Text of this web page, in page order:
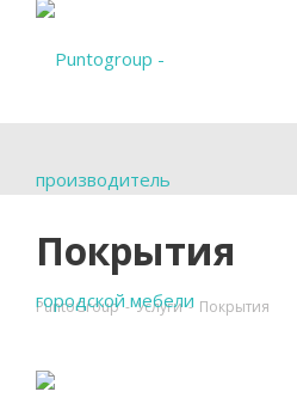
Покрытия
PuntoGroup - Услуги - Покрытия